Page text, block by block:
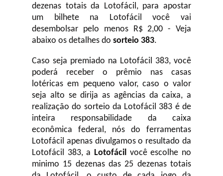
dezenas totais da Lotofácil, para apostar
um bilhete na Lotofácil você vai
desembolsar pelo menos R$ 2,00 - Veja
abaixo os detalhes do sorteio 383.
Caso seja premiado na Lotofácil 383, você
poderá receber o prêmio nas casas
lotéricas em pequeno valor, caso o valor
seja alto se dirija as agências da caixa, a
realização do sorteio da Lotofácil 383 é de
inteira responsabilidade da caixa
econômica federal, nós do ferramentas
Lotofácil apenas divulgamos o resultado da
Lotofácil 383, a Lotofácil você escolhe no
minimo 15 dezenas das 25 dezenas totais